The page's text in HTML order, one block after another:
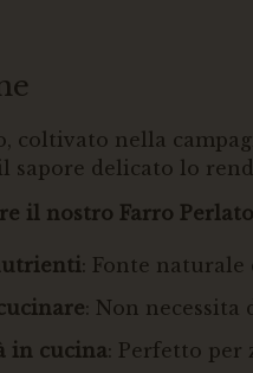
coltivato nella
sapore delicato lo
il nostro Farro
: Fonte
: Non
in cucina: Perfetto per